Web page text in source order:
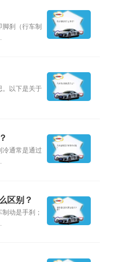
刹（行车制
。以下是关于
冷通常是通过
区别？
动是手刹；